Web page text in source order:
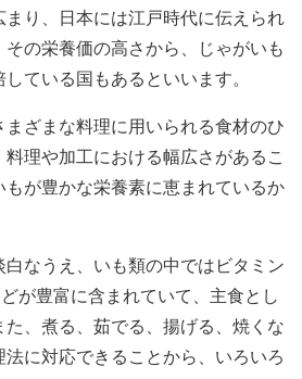
り、日本には江戸時代に伝えられ
の栄養価の高さから、じゃがいも
ている国もあるといいます。
まざまな料理に用いられる食材のひ
理や加工における幅広さがあるこ
もが豊かな栄養素に恵まれているか
白なうえ、いも類の中ではビタミン
が豊富に含まれていて、主食とし
、煮る、茹でる、揚げる、焼くな
に対応できることから、いろいろ